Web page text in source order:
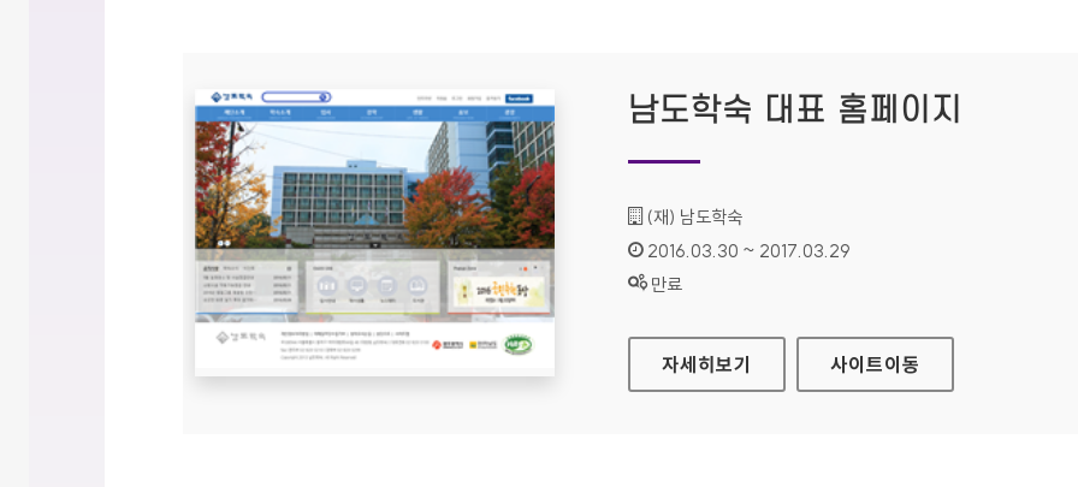
남도학숙 대표 홈페이지
기관명 :
(재) 남도학숙
인증기간 :
2016.03.30 ~ 2017.03.29
상태 :
만료
남도학숙 대표 홈페이지
자세히보기 사이트이동